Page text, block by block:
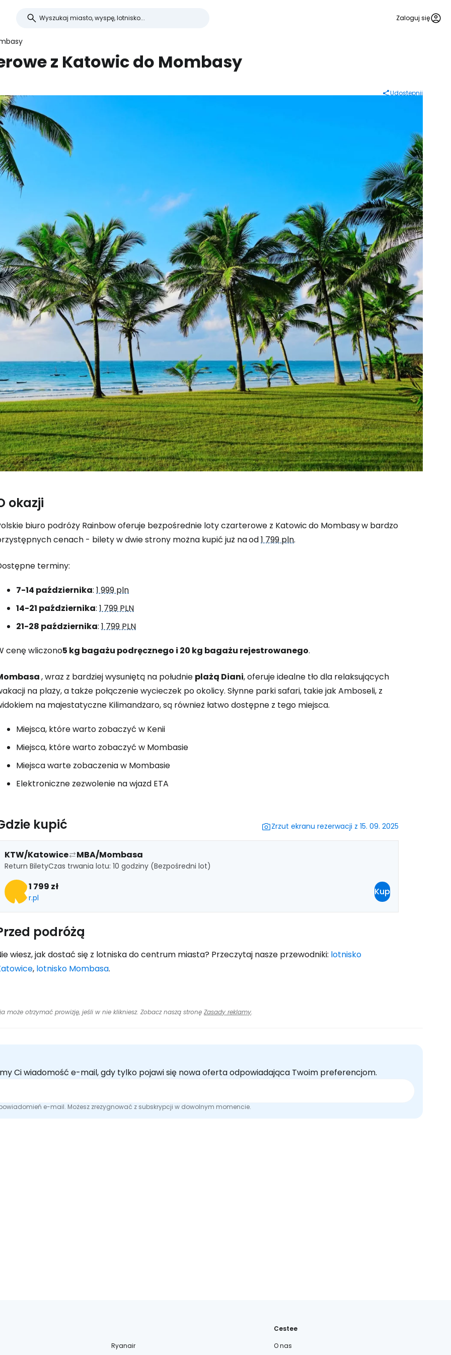
Zaloguj się
z Katowic do Mombasy
Udostępnij
okazji
biuro podróży Rainbow oferuje bezpośrednie loty czarterowe z Katowicdo Mombasyw bardzo
cenach - bilety w dwie strony można kupić już naod1 799 pln.
terminy:
7-14 października: 1 999 pln
14-21 października: 1 799 PLN
21-28 października: 1 799 PLN
cenę wliczono5 kg bagażu podręcznego i 20 kg bagażu rejestrowanego.
, wraz z bardziej wysuniętą na południe plażą Diani, oferuje idealne tło dla relaksujących
na plaży, a także połączenie wycieczek po okolicy. Słynne parki safari, takie jak Amboseli, z
na majestatyczne Kilimandżaro, są również łatwo dostępne z tego miejsca.
Miejsca, które warto zobaczyć w Kenii
Miejsca, które warto zobaczyć w Mombasie
Miejsca warte zobaczenia w Mombasie
Elektroniczne zezwolenie na wjazd ETA
kupić Zrzut ekranu rezerwacji z 15. 09. 2025
KTW/Katowice MBA/Mombasa
Return BiletyCzas trwania lotu: 10 godziny (Bezpośredni lot)
1 799 zł
r.pl
Kup
podróżą
wiesz, jak dostać się z lotniska do centrum miasta? Przeczytaj nasze przewodniki: lotnisko
, lotnisko Mombasa.
może otrzymać prowizję, jeśli w nie klikniesz. Zobacz naszą stronę Zasady reklamy.
Ci wiadomość e-mail, gdy tylko pojawi się nowa oferta odpowiadająca Twoim preferencjom.
e-mail. Możesz zrezygnować z subskrypcji w dowolnym momencie.
Ryanair
Cestee
O nas
... światowej społeczności podróżniczej
Kontynuuj z Facebookiem